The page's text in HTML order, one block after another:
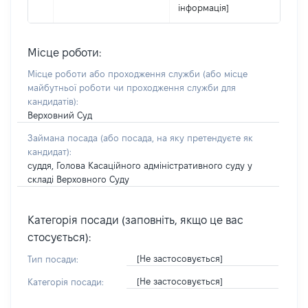
інформація]
Місце роботи:
Місце роботи або проходження служби (або місце
майбутньої роботи чи проходження служби для
кандидатів):
Верховний Суд
Займана посада (або посада, на яку претендуєте як
кандидат):
суддя, Голова Касаційного адміністративного суду у
складі Верховного Суду
Категорія посади (заповніть, якщо це вас
стосується):
Тип посади: [Не застосовується]
Категорія посади: [Не застосовується]